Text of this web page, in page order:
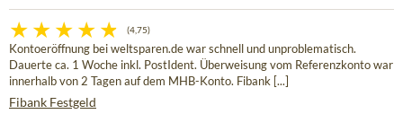
(4,75)
Kontoeröffnung bei weltsparen.de war schnell und unproblematisch.
Dauerte ca. 1 Woche inkl. PostIdent. Überweisung vom Referenzkonto war
innerhalb von 2 Tagen auf dem MHB-Konto. Fibank [...]
Fibank Festgeld